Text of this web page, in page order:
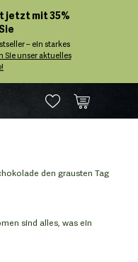
jetzt mit 35%
– ein starkes
Sie unser aktuelles
den grausten Tag
sind alles, was ein